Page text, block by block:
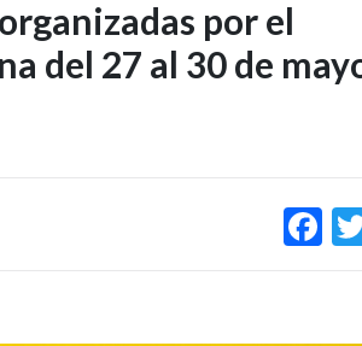
por el
del 27 al 30 de